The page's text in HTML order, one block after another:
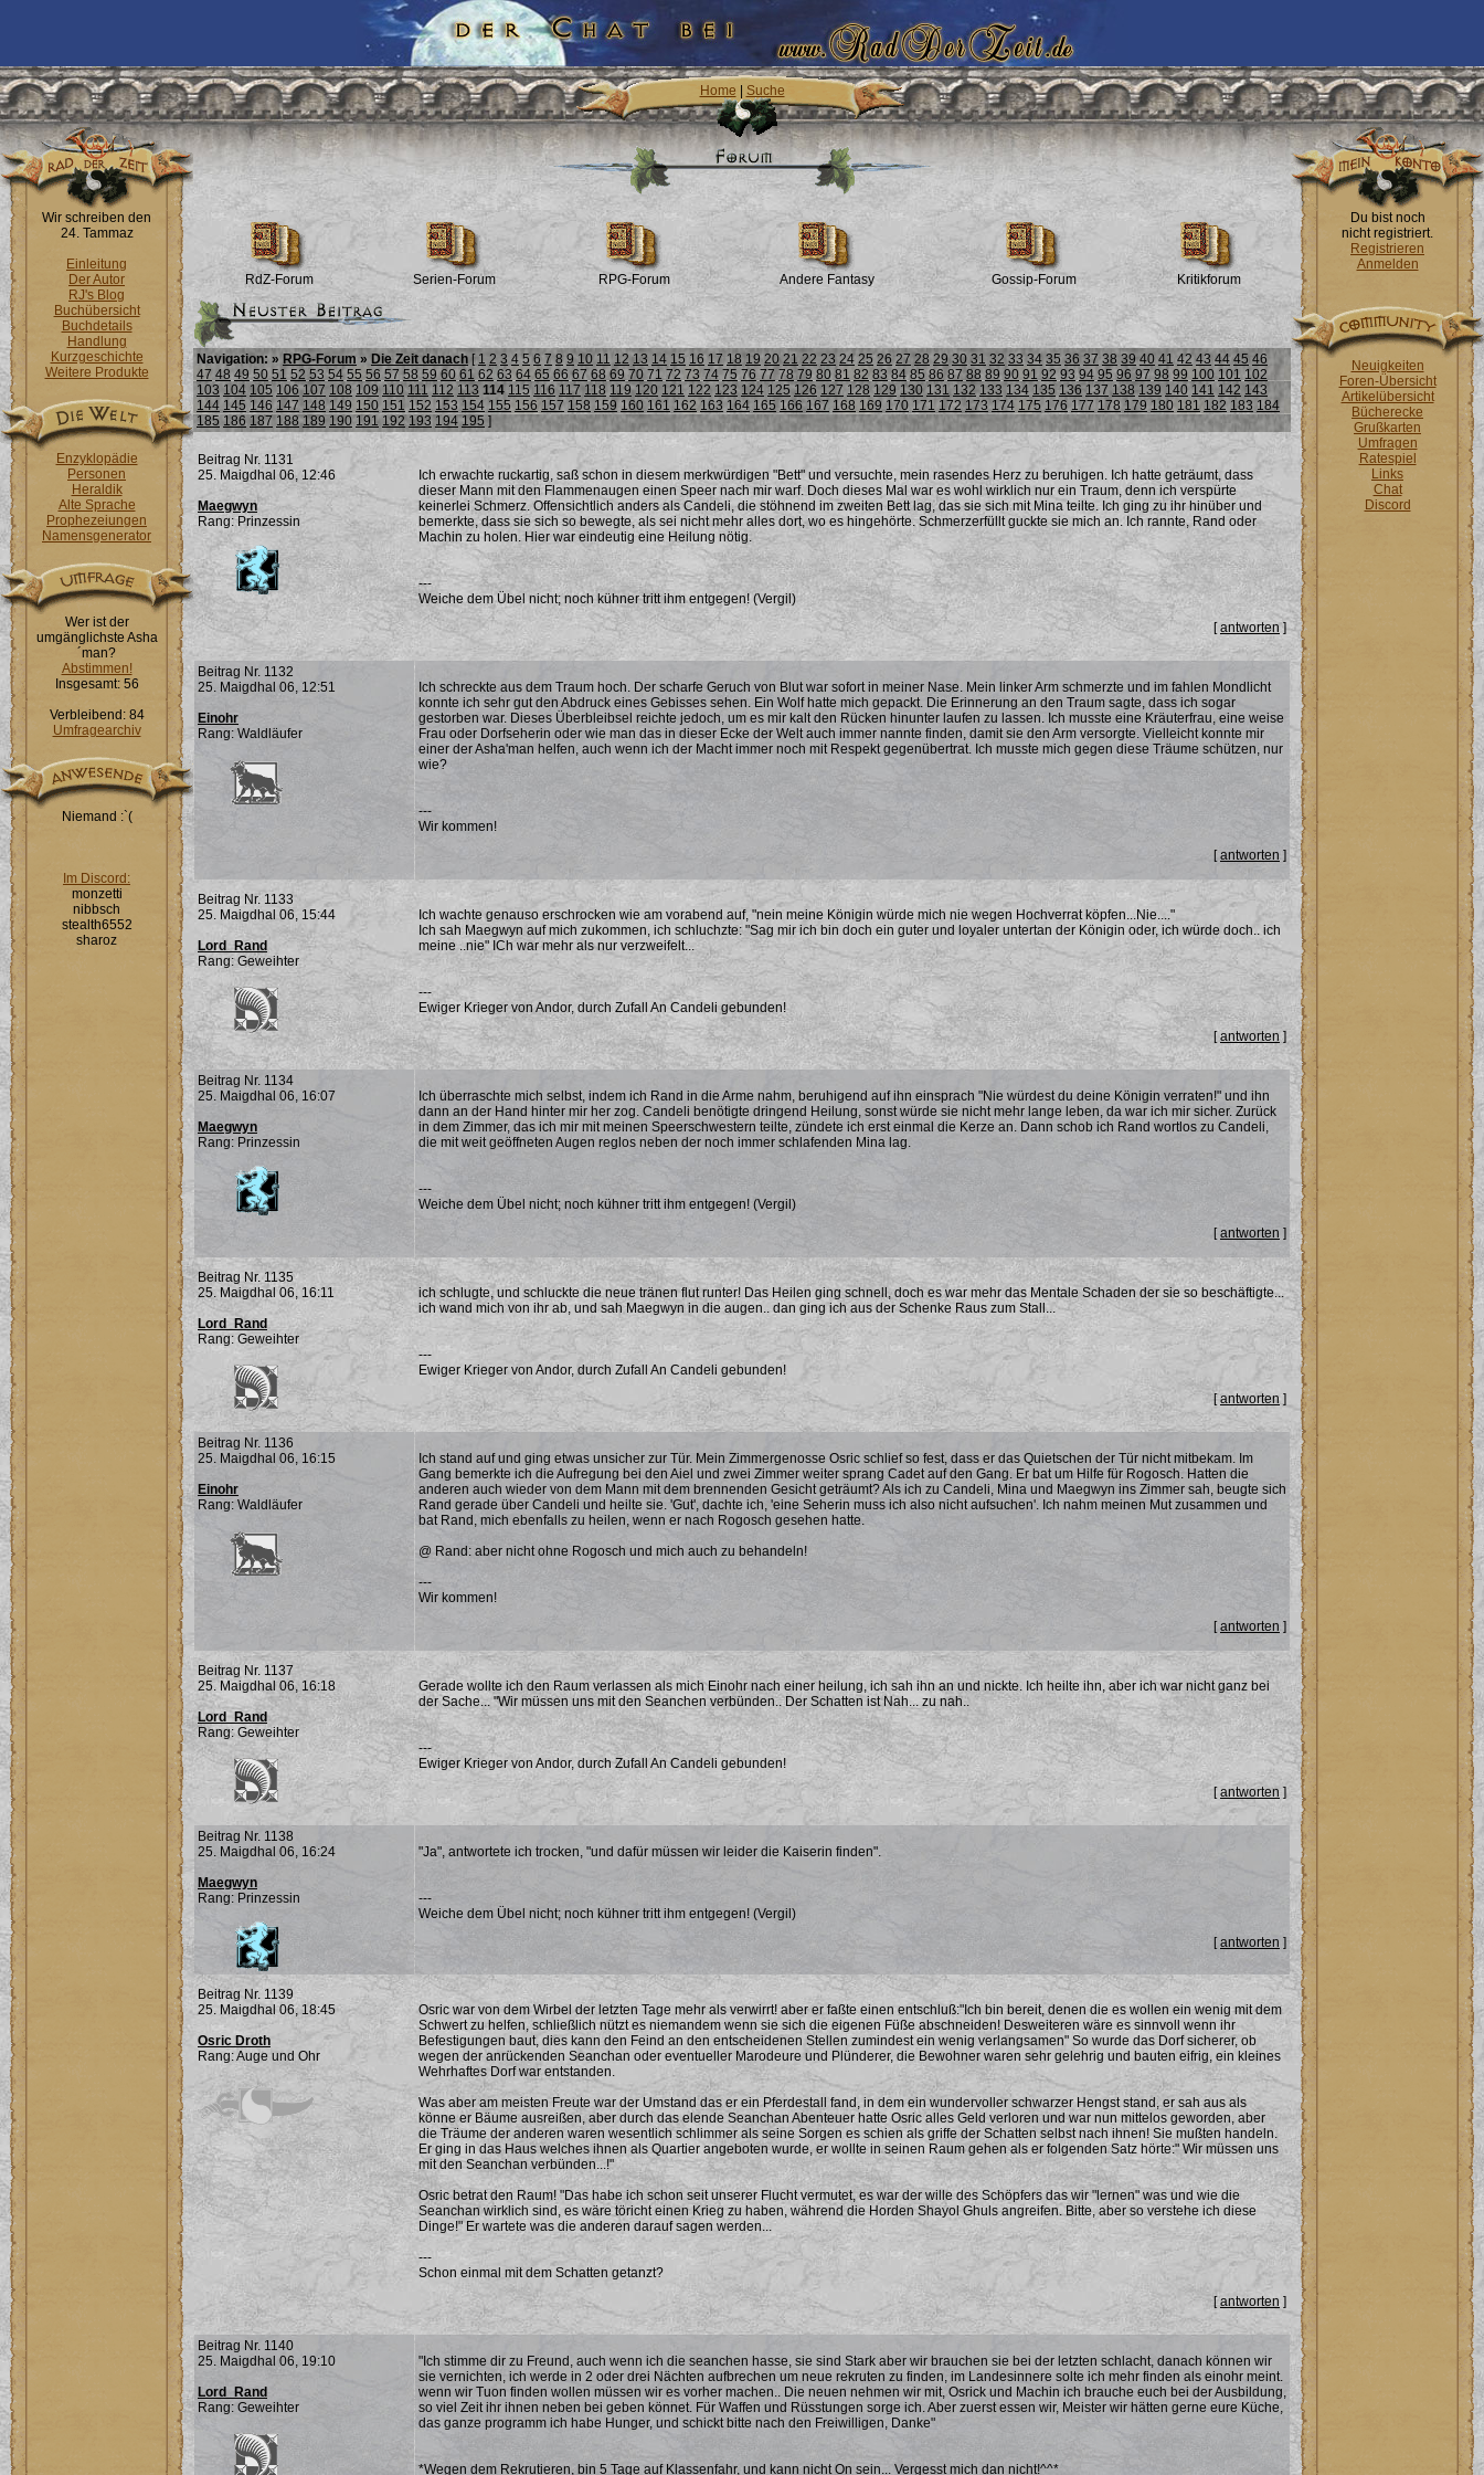
Home Suche
Wir schreiben den
24. Tammaz
Einleitung
Der Autor
RJ's Blog
Buchübersicht
Buchdetails
Handlung
Kurzgeschichte
Weitere Produkte
Enzyklopädie
Personen
Heraldik
Alte Sprache
Prophezeiungen
Namensgenerator
Wer ist der
umgänglichste Asha
´man?
Abstimmen!
Insgesamt: 56
Verbleibend: 84
Umfragearchiv
Niemand :`(
Im Discord:
monzetti
nibbsch
stealth6552
sharoz
RdZ-Forum Serien-Forum RPG-Forum Andere Fantasy Gossip-Forum Kritikforum
Navigation: » RPG-Forum » Die Zeit danach [1 2 3 4 5 6 7 8 9 10 11 12 13 14 15 16 17 18 19 20 21 22 23 24 25 26 27 28 29 30 31 32 33 34 35 36 37 38 39 40 41 42 43 44 45 46
47 48 49 50 51 52 53 54 55 56 57 58 59 60 61 62 63 64 65 66 67 68 69 70 71 72 73 74 75 76 77 78 79 80 81 82 83 84 85 86 87 88 89 90 91 92 93 94 95 96 97 98 99 100 101 102
103 104 105 106 107 108 109 110 111 112 113 114 115 116 117 118 119 120 121 122 123 124 125 126 127 128 129 130 131 132 133 134 135 136 137 138 139 140 141 142 143
144 145 146 147 148 149 150 151 152 153 154 155 156 157 158 159 160 161 162 163 164 165 166 167 168 169 170 171 172 173 174 175 176 177 178 179 180 181 182 183 184
185 186 187 188 189 190 191 192 193 194 195 ]
Beitrag Nr. 1131
25. Maigdhal 06, 12:46
Maegwyn
Rang: Prinzessin
Ich erwachte ruckartig, saß schon in diesem merkwürdigen "Bett" und versuchte, mein rasendes Herz zu beruhigen. Ich hatte geträumt, dass
dieser Mann mit den Flammenaugen einen Speer nach mir warf. Doch dieses Mal war es wohl wirklich nur ein Traum, denn ich verspürte
keinerlei Schmerz. Offensichtlich anders als Candeli, die stöhnend im zweiten Bett lag, das sie sich mit Mina teilte. Ich ging zu ihr hinüber und
bemerkte, dass sie sich so bewegte, als sei nicht mehr alles dort, wo es hingehörte. Schmerzerfüllt guckte sie mich an. Ich rannte, Rand oder
Machin zu holen. Hier war eindeutig eine Heilung nötig.
---
Weiche dem Übel nicht; noch kühner tritt ihm entgegen! (Vergil)
[antworten]
Beitrag Nr. 1132
25. Maigdhal 06, 12:51
Einohr
Rang: Waldläufer
Ich schreckte aus dem Traum hoch. Der scharfe Geruch von Blut war sofort in meiner Nase. Mein linker Arm schmerzte und im fahlen Mondlicht
konnte ich sehr gut den Abdruck eines Gebisses sehen. Ein Wolf hatte mich gepackt. Die Erinnerung an den Traum sagte, dass ich sogar
gestorben war. Dieses Überbleibsel reichte jedoch, um es mir kalt den Rücken hinunter laufen zu lassen. Ich musste eine Kräuterfrau, eine weise
Frau oder Dorfseherin oder wie man das in dieser Ecke der Welt auch immer nannte finden, damit sie den Arm versorgte. Vielleicht konnte mir
einer der Asha'man helfen, auch wenn ich der Macht immer noch mit Respekt gegenübertrat. Ich musste mich gegen diese Träume schützen, nur
wie?
---
Wir kommen!
[antworten ]
Beitrag Nr. 1133
25. Maigdhal 06, 15:44
Lord_Rand
Rang: Geweihter
Ich wachte genauso erschrocken wie am vorabend auf, "nein meine Königin würde mich nie wegen Hochverrat köpfen...Nie...."
Ich sah Maegwyn auf mich zukommen, ich schluchzte: "Sag mir ich bin doch ein guter und loyaler untertan der Königin oder, ich würde doch.. ich
meine ..nie" ICh war mehr als nur verzweifelt...
---
Ewiger Krieger von Andor, durch Zufall An Candeli gebunden!
[antworten ]
Beitrag Nr. 1134
25. Maigdhal 06, 16:07
Maegwyn
Rang: Prinzessin
Ich überraschte mich selbst, indem ich Rand in die Arme nahm, beruhigend auf ihn einsprach "Nie würdest du deine Königin verraten!" und ihn
dann an der Hand hinter mir her zog. Candeli benötigte dringend Heilung, sonst würde sie nicht mehr lange leben, da war ich mir sicher. Zurück
in dem Zimmer, das ich mir mit meinen Speerschwestern teilte, zündete ich erst einmal die Kerze an. Dann schob ich Rand wortlos zu Candeli,
die mit weit geöffneten Augen reglos neben der noch immer schlafenden Mina lag.
---
Weiche dem Übel nicht; noch kühner tritt ihm entgegen! (Vergil)
[antworten ]
Beitrag Nr. 1135
25. Maigdhal 06, 16:11
Lord_Rand
Rang: Geweihter
ich schlugte, und schluckte die neue tränen flut runter! Das Heilen ging schnell, doch es war mehr das Mentale Schaden der sie so beschäftigte...
ich wand mich von ihr ab, und sah Maegwyn in die augen.. dan ging ich aus der Schenke Raus zum Stall...
---
Ewiger Krieger von Andor, durch Zufall An Candeli gebunden!
[antworten ]
Beitrag Nr. 1136
25. Maigdhal 06, 16:15
Einohr
Rang: Waldläufer
Ich stand auf und ging etwas unsicher zur Tür. Mein Zimmergenosse Osric schlief so fest, dass er das Quietschen der Tür nicht mitbekam. Im
Gang bemerkte ich die Aufregung bei den Aiel und zwei Zimmer weiter sprang Cadet auf den Gang. Er bat um Hilfe für Rogosch. Hatten die
anderen auch wieder von dem Mann mit dem brennenden Gesicht geträumt? Als ich zu Candeli, Mina und Maegwyn ins Zimmer sah, beugte sich
Rand gerade über Candeli und heilte sie. 'Gut', dachte ich, 'eine Seherin muss ich also nicht aufsuchen'. Ich nahm meinen Mut zusammen und
bat Rand, mich ebenfalls zu heilen, wenn er nach Rogosch gesehen hatte.
@ Rand: aber nicht ohne Rogosch und mich auch zu behandeln!
---
Wir kommen!
[antworten ]
Beitrag Nr. 1137
25. Maigdhal 06, 16:18
Lord_Rand
Rang: Geweihter
Gerade wollte ich den Raum verlassen als mich Einohr nach einer heilung, ich sah ihn an und nickte. Ich heilte ihn, aber ich war nicht ganz bei
der Sache... "Wir müssen uns mit den Seanchen verbünden.. Der Schatten ist Nah... zu nah..
---
Ewiger Krieger von Andor, durch Zufall An Candeli gebunden!
[antworten ]
Beitrag Nr. 1138
25. Maigdhal 06, 16:24
Maegwyn
Rang: Prinzessin
"Ja", antwortete ich trocken, "und dafür müssen wir leider die Kaiserin finden".
---
Weiche dem Übel nicht; noch kühner tritt ihm entgegen! (Vergil)
[antworten ]
Beitrag Nr. 1139
25. Maigdhal 06, 18:45
Osric Droth
Rang: Auge und Ohr
Osric war von dem Wirbel der letzten Tage mehr als verwirrt! aber er faßte einen entschluß:"Ich bin bereit, denen die es wollen ein wenig mit dem
Schwert zu helfen, schließlich nützt es niemandem wenn sie sich die eigenen Füße abschneiden! Desweiteren wäre es sinnvoll wenn ihr
Befestigungen baut, dies kann den Feind an den entscheidenen Stellen zumindest ein wenig verlangsamen" So wurde das Dorf sicherer, ob
wegen der anrückenden Seanchan oder eventueller Marodeure und Plünderer, die Bewohner waren sehr gelehrig und bauten eifrig, ein kleines
Wehrhaftes Dorf war entstanden.
Was aber am meisten Freute war der Umstand das er ein Pferdestall fand, in dem ein wundervoller schwarzer Hengst stand, er sah aus als
könne er Bäume ausreißen, aber durch das elende Seanchan Abenteuer hatte Osric alles Geld verloren und war nun mittelos geworden, aber
die Träume der anderen waren wesentlich schlimmer als seine Sorgen es schien als griffe der Schatten selbst nach ihnen! Sie mußten handeln.
Er ging in das Haus welches ihnen als Quartier angeboten wurde, er wollte in seinen Raum gehen als er folgenden Satz hörte:" Wir müssen uns
mit den Seanchan verbünden...!"
Osric betrat den Raum! "Das habe ich schon seit unserer Flucht vermutet, es war der wille des Schöpfers das wir "lernen" was und wie die
Seanchan wirklich sind, es wäre töricht einen Krieg zu haben, während die Horden Shayol Ghuls angreifen. Bitte, aber so verstehe ich diese
Dinge!" Er wartete was die anderen darauf sagen werden...
---
Schon einmal mit dem Schatten getanzt?
[antworten ]
Beitrag Nr. 1140
25. Maigdhal 06, 19:10
Lord_Rand
Rang: Geweihter
"Ich stimme dir zu Freund, auch wenn ich die seanchen hasse, sie sind Stark aber wir brauchen sie bei der letzten schlacht, danach können wir
sie vernichten, ich werde in 2 oder drei Nächten aufbrechen um neue rekruten zu finden, im Landesinnere solte ich mehr finden als einohr meint.
wenn wir Tuon finden wollen müssen wir es vorher machen.. Die neuen nehmen wir mit, Osrick und Machin ich brauche euch bei der Ausbildung,
so viel Zeit ihr ihnen neben bei geben könnet. Für Waffen und Rüsstungen sorge ich. Aber zuerst essen wir, Meister wir hätten gerne eure Küche,
das ganze programm ich habe Hunger, und schickt bitte nach den Freiwilligen, Danke"
*Wegen dem Rekrutieren, bin 5 Tage auf Klassenfahr, und kann nicht On sein... Vergesst mich dan nicht!^^*
Du bist noch
nicht registriert.
Registrieren
Anmelden
Neuigkeiten
Foren-Übersicht
Artikelübersicht
Bücherecke
Grußkarten
Umfragen
Ratespiel
Links
Chat
Discord